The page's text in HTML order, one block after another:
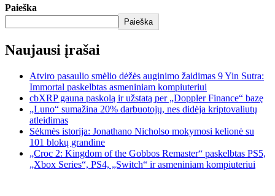
Paieška
Paieška
Naujausi įrašai
Atviro pasaulio smėlio dėžės auginimo žaidimas 9 Yin Sutra:
Immortal paskelbtas asmeniniam kompiuteriui
cbXRP gauna paskolą ir užstatą per „Doppler Finance“ bazę
„Luno“ sumažina 20% darbuotojų, nes didėja kriptovaliutų
atleidimas
Sėkmės istorija: Jonathano Nicholso mokymosi kelionė su
101 blokų grandine
„Croc 2: Kingdom of the Gobbos Remaster“ paskelbtas PS5,
„Xbox Series“, PS4, „Switch“ ir asmeniniam kompiuteriui